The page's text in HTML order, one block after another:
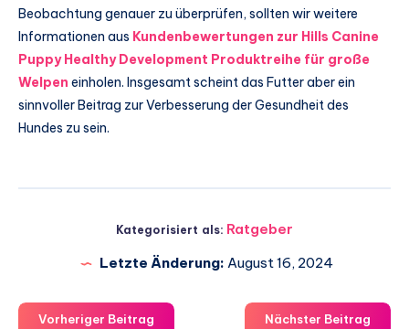
Beobachtung genauer zu überprüfen, sollten wir weitere
Informationen aus Kundenbewertungen zur Hills Canine
Puppy Healthy Development Produktreihe für große
Welpen einholen. Insgesamt scheint das Futter aber ein
sinnvoller Beitrag zur Verbesserung der Gesundheit des
Hundes zu sein.
Kategorisiert als: Ratgeber
Letzte Änderung: August 16, 2024
Vorheriger Beitrag Nächster Beitrag